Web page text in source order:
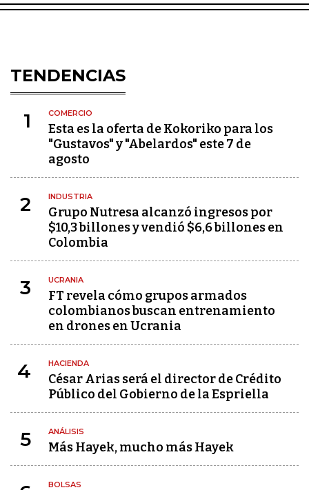
TENDENCIAS
1 COMERCIO
Esta es la oferta de Kokoriko para los
"Gustavos" y "Abelardos" este 7 de
agosto
2 INDUSTRIA
Grupo Nutresa alcanzó ingresos por
$10,3 billones y vendió $6,6 billones en
Colombia
3 UCRANIA
FT revela cómo grupos armados
colombianos buscan entrenamiento
en drones en Ucrania
4 HACIENDA
César Arias será el director de Crédito
Público del Gobierno de la Espriella
5 ANÁLISIS
Más Hayek, mucho más Hayek
BOLSAS